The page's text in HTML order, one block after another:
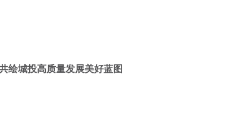
绘城投高质量发展美好蓝图